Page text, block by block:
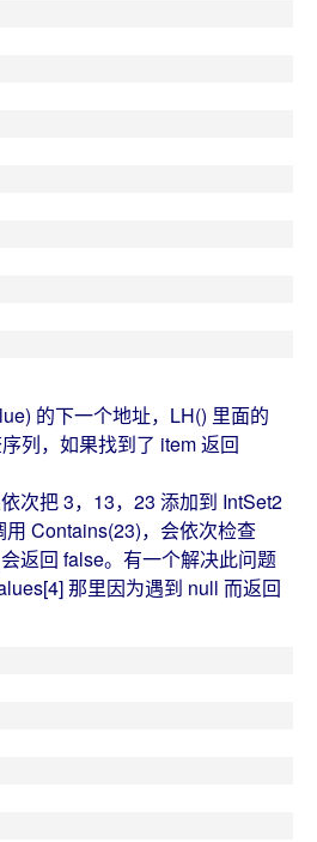
的下一个地址，LH() 里面的
列，如果找到了 item 返回
次把 3，13，23 添加到 IntSet2
Contains(23)，会依次检查
返回 false。有一个解决此问题
那里因为遇到 null 而返回